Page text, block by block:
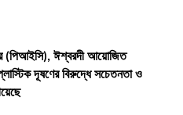
(পিআইসি), ঈশ্বরদী আয়োজিত
দূষণের বিরুদ্ধে সচেতনতা ও